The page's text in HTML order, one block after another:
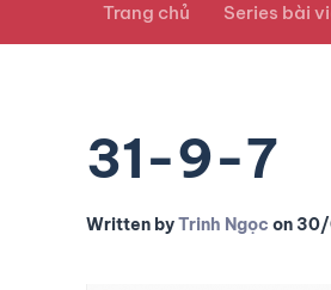
Trang chủ Series bài
31-9-7
Written byTrinh Ngọc on 30/